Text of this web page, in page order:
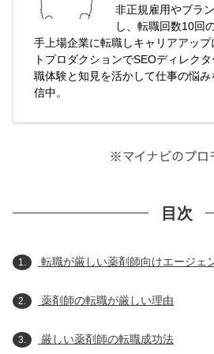
非正規雇用やブラ
し、転職回数10回
手上場企業に転職しキャリアアッ
トプロダクションでSEOディレク
職体験と知見を活かして仕事の悩
信中。
目次
1. 転職が厳しい薬剤師向けエージェ
2. 薬剤師の転職が厳しい理由
3. 厳しい薬剤師の転職成功法